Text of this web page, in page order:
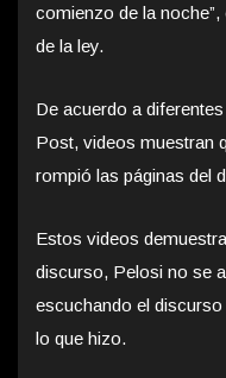
comienzo de la
de la ley.
De acuerdo a
Post, videos muestran
rompió las páginas del
Estos videos
discurso, Pelosi no se
escuchando el
lo que hizo.